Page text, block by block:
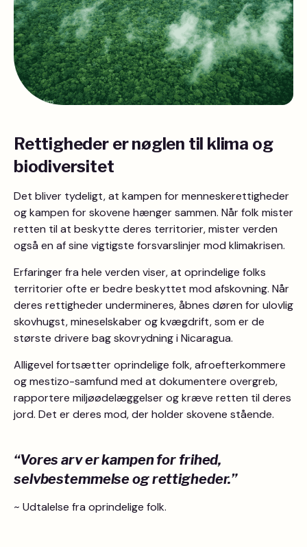
Rettigheder er nøglen til klima og
biodiversitet
Det bliver tydeligt, at kampen for menneskerettigheder
og kampen for skovene hænger sammen. Når folk mister
retten til at beskytte deres territorier, mister verden
også en af sine vigtigste forsvarslinjer mod klimakrisen.
Erfaringer fra hele verden viser, at oprindelige folks
territorier ofte er bedre beskyttet mod afskovning. Når
deres rettigheder undermineres, åbnes døren for ulovlig
skovhugst, mineselskaber og kvægdrift, som er de
største drivere bag skovrydning i Nicaragua.
Alligevel fortsætter oprindelige folk, afroefterkommere
og mestizo-samfund med at dokumentere overgreb,
rapportere miljøødelæggelser og kræve retten til deres
jord. Det er deres mod, der holder skovene stående.
“Vores arv er kampen for frihed,
selvbestemmelse og rettigheder.”
~ Udtalelse fra oprindelige folk.